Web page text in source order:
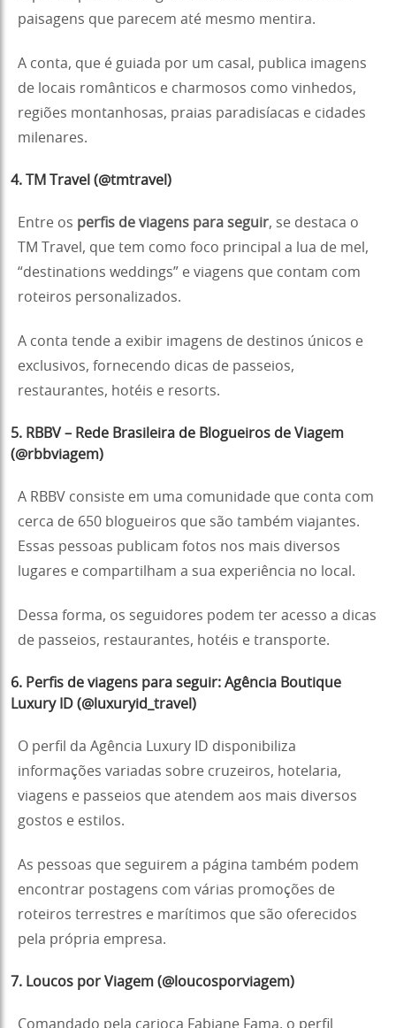
paisagens que parecem até mesmo mentira.
A conta, que é guiada por um casal, publica imagens
de locais românticos e charmosos como vinhedos,
regiões montanhosas, praias paradisíacas e cidades
milenares.
4. TM Travel (@tmtravel)
Entre os perfis de viagens para seguir, se destaca o
TM Travel, que tem como foco principal a lua de mel,
“destinations weddings” e viagens que contam com
roteiros personalizados.
A conta tende a exibir imagens de destinos únicos e
exclusivos, fornecendo dicas de passeios,
restaurantes, hotéis e resorts.
5. RBBV – Rede Brasileira de Blogueiros de Viagem
(@rbbviagem)
A RBBV consiste em uma comunidade que conta com
cerca de 650 blogueiros que são também viajantes.
Essas pessoas publicam fotos nos mais diversos
lugares e compartilham a sua experiência no local.
Dessa forma, os seguidores podem ter acesso a dicas
de passeios, restaurantes, hotéis e transporte.
6. Perfis de viagens para seguir: Agência Boutique
Luxury ID (@luxuryid_travel)
O perfil da Agência Luxury ID disponibiliza
informações variadas sobre cruzeiros, hotelaria,
viagens e passeios que atendem aos mais diversos
gostos e estilos.
As pessoas que seguirem a página também podem
encontrar postagens com várias promoções de
roteiros terrestres e marítimos que são oferecidos
pela própria empresa.
7. Loucos por Viagem (@loucosporviagem)
Comandado pela carioca Fabiane Fama, o perfil